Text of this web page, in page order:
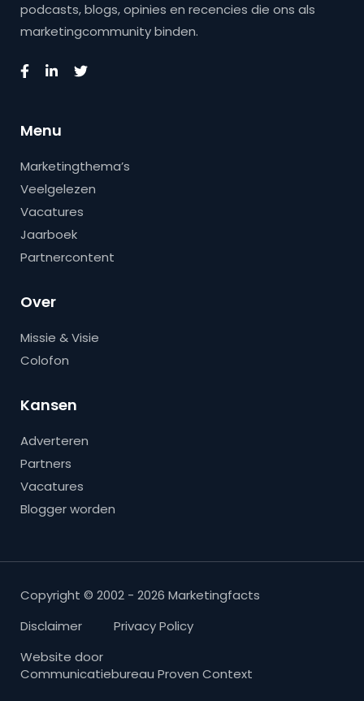
podcasts, blogs, opinies en recencies die ons als
marketingcommunity binden.
Menu
Marketingthema’s
Veelgelezen
Vacatures
Jaarboek
Partnercontent
Over
Missie & Visie
Colofon
Kansen
Adverteren
Partners
Vacatures
Blogger worden
Copyright © 2002 - 2026 Marketingfacts
Disclaimer
Privacy Policy
Website door
Communicatiebureau Proven Context